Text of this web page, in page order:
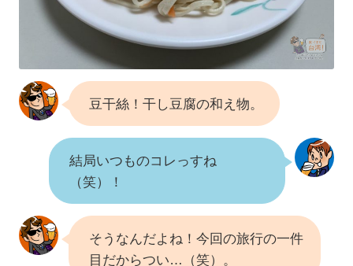
豆干絲！干し豆腐の和え物。
結局いつものコレっすね
（笑）！
そうなんだよね！今回の旅行の一件
目だからつい…（笑）。